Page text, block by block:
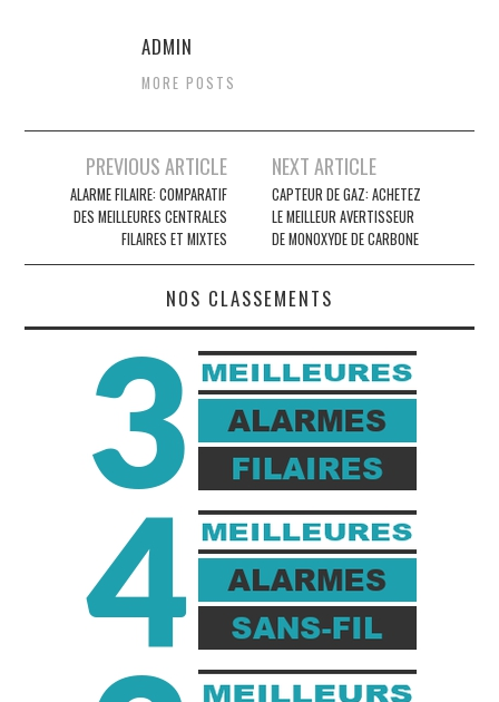
ADMIN
MORE POSTS
Navigation
articles
PREVIOUS ARTICLE
ALARME FILAIRE: COMPARATIF
DES MEILLEURES CENTRALES
FILAIRES ET MIXTES
NEXT ARTICLE
CAPTEUR DE GAZ: ACHETEZ
LE MEILLEUR AVERTISSEUR
DE MONOXYDE DE CARBONE
NOS CLASSEMENTS